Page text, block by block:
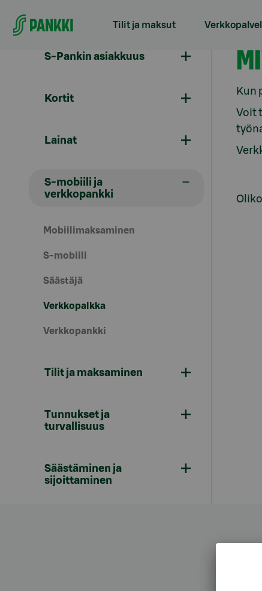
Tilit ja maksut
S-Pankin asiakkuus
Kortit
Lainat
S-mobiili ja
verkkopankki
Mobiilimaksaminen
S-mobiili
Säästäjä
Verkkopalkka
Verkkopankki
Tilit ja maksaminen
Tunnukset ja
turvallisuus
Säästäminen ja
sijoittaminen
Kun
Voit